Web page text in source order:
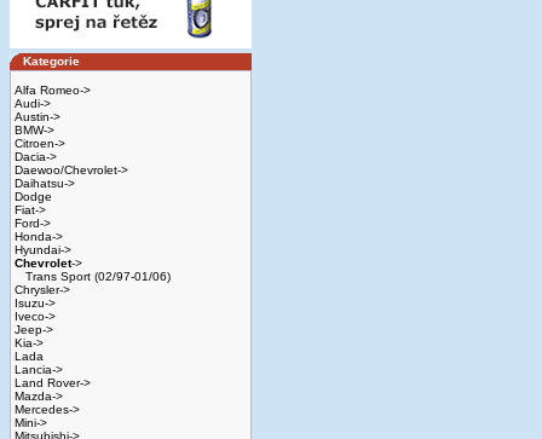
Kategorie
Alfa Romeo->
Audi->
Austin->
BMW->
Citroen->
Dacia->
Daewoo/Chevrolet->
Daihatsu->
Dodge
Fiat->
Ford->
Honda->
Hyundai->
Chevrolet->
Trans Sport (02/97-01/06)
Chrysler->
Isuzu->
Iveco->
Jeep->
Kia->
Lada
Lancia->
Land Rover->
Mazda->
Mercedes->
Mini->
Mitsubishi->